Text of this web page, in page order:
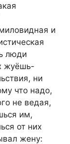
и
люди
жуёшь-
ни
что надо,
не ведая,
им,
от них
жену: